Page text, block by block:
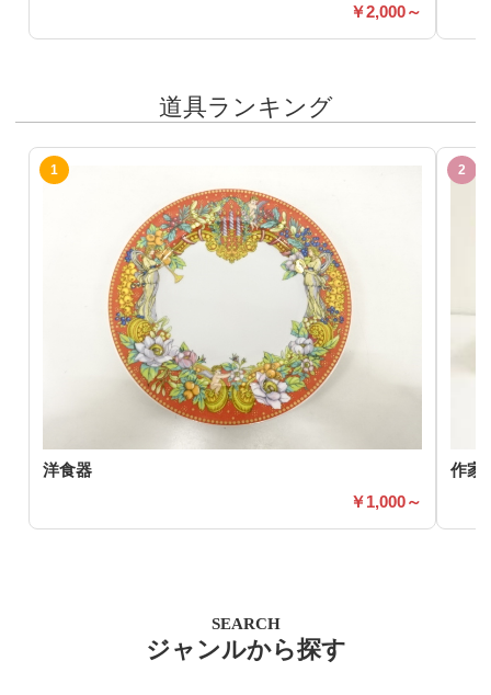
2,000～
道具ランキング
洋食器
1,000～
作家
SEARCH
ジャンルから探す